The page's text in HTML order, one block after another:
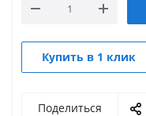
Купить в 1 клик
Поделиться